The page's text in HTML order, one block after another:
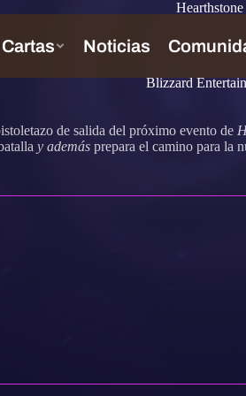
Hearthstone
Blizzard
de salida del próximo evento de
y además prepara el camino para la